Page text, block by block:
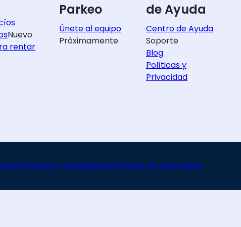
Nuevo
rentar
de Ayuda
Centro de Ayuda
Soporte
Blog
Políticas y
Privacidad
Parkeo
Únete al equipo
Próximamente
Términos y condicionesPolíticas de privacidad